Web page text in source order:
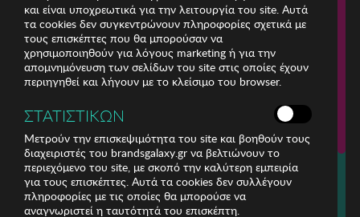
Για τηλεφωνικές παραγγελίες καλέστε
211 18 94 400
(Δευτέρα έως Παρασκευή 9:30 - 14:30 & 24ώρες Φωνητική Πύλη)
και είναι υποχρεωτικά για την λειτουργία του site. Αυτά
τα cookies δεν συγκεντρώνουν πληροφορίες σχετικά με
τους επισκέπτες που θα μπορούσαν να
χρησιμοποιηθούν για λόγους marketing ή για την
απομνημόνευση των σελίδων του site στις οποίες έχουν
περιηγηθεί και λήγουν με το κλείσιμο του browser.
ΣΤΑΤΙΣΤΙΚΩΝ
Μετρούν την επισκεψιμότητα του site και βοηθούν τους
διαχειριστές του brandsgalaxy.gr να βελτιώνουν το
περιεχόμενο του site, με σκοπό την καλύτερη εμπειρία
για τους επισκέπτες. Αυτά τα cookies δεν συλλέγουν
πληροφορίες με τις οποίες θα μπορούσε να
αναγνωριστεί η ταυτότητά του επισκέπτη.